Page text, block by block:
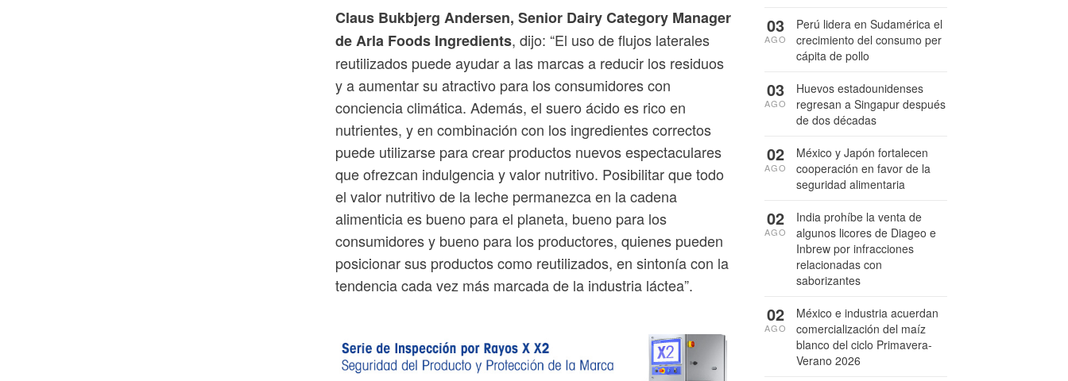
Claus Bukbjerg Andersen, Senior Dairy Category Manager
de Arla Foods Ingredients, dijo: “El uso de flujos laterales
reutilizados puede ayudar a las marcas a reducir los residuos
y a aumentar su atractivo para los consumidores con
conciencia climática. Además, el suero ácido es rico en
nutrientes, y en combinación con los ingredientes correctos
puede utilizarse para crear productos nuevos espectaculares
que ofrezcan indulgencia y valor nutritivo. Posibilitar que todo
el valor nutritivo de la leche permanezca en la cadena
alimenticia es bueno para el planeta, bueno para los
consumidores y bueno para los productores, quienes pueden
posicionar sus productos como reutilizados, en sintonía con la
tendencia cada vez más marcada de la industria láctea”.
Perú lidera en Sudamérica el
crecimiento del consumo per
cápita de pollo
03
AGO
Huevos estadounidenses
regresan a Singapur después
de dos décadas
03
AGO
México y Japón fortalecen
cooperación en favor de la
seguridad alimentaria
02
AGO
India prohíbe la venta de
algunos licores de Diageo e
Inbrew por infracciones
relacionadas con
saborizantes
02
AGO
México e industria acuerdan
comercialización del maíz
blanco del ciclo Primavera-
Verano 2026
02
AGO